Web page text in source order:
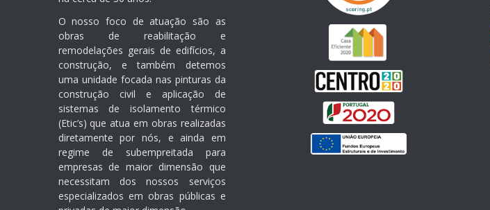
O nosso foco de atuação são as
obras de reabilitação e
remodelações gerais de edifícios, a
construção, e também detemos
uma unidade focada nas pinturas da
construção civil e aplicação de
sistemas de isolamento térmico
(Etic’s) que atua em obras realizadas
diretamente por nós, e ainda em
regime de subempreitada para
empresas de maior dimensão que
necessitam dos nossos serviços
especializados em obras públicas e